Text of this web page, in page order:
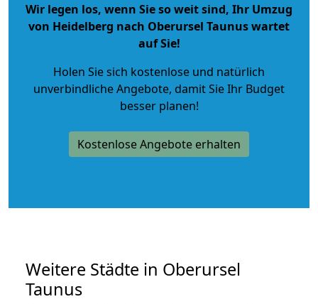
Wir legen los, wenn Sie so weit sind, Ihr Umzug
von Heidelberg nach Oberursel Taunus wartet
auf Sie!
Holen Sie sich kostenlose und natürlich
unverbindliche Angebote, damit Sie Ihr Budget
besser planen!
Kostenlose Angebote erhalten
Weitere Städte in Oberursel
Taunus